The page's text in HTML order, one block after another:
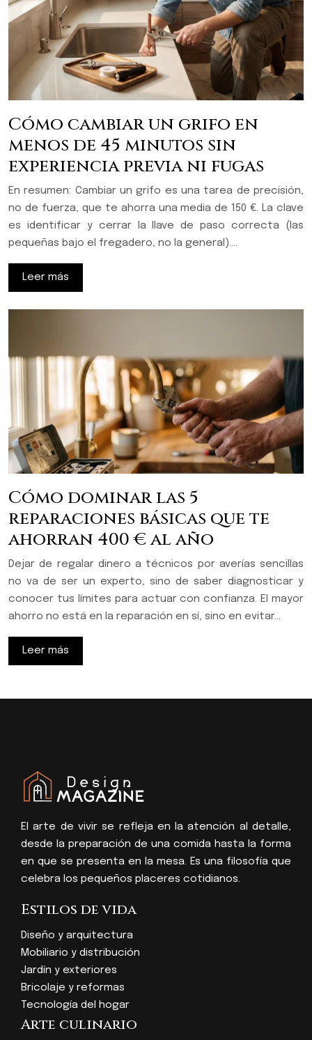
Cómo cambiar un grifo en
menos de 45 minutos sin
experiencia previa ni fugas
En resumen: Cambiar un grifo es una tarea de precisión,
no de fuerza, que te ahorra una media de 150 €. La clave
es identificar y cerrar la llave de paso correcta (las
pequeñas bajo el fregadero, no la general)….
Leer más
Cómo dominar las 5
reparaciones básicas que te
ahorran 400 € al año
Dejar de regalar dinero a técnicos por averías sencillas
no va de ser un experto, sino de saber diagnosticar y
conocer tus límites para actuar con confianza. El mayor
ahorro no está en la reparación en sí, sino en evitar…
Leer más
El arte de vivir se refleja en la atención al detalle,
desde la preparación de una comida hasta la forma
en que se presenta en la mesa. Es una filosofía que
celebra los pequeños placeres cotidianos.
Estilos de vida
Diseño y arquitectura
Mobiliario y distribución
Jardín y exteriores
Bricolaje y reformas
Tecnología del hogar
Arte culinario